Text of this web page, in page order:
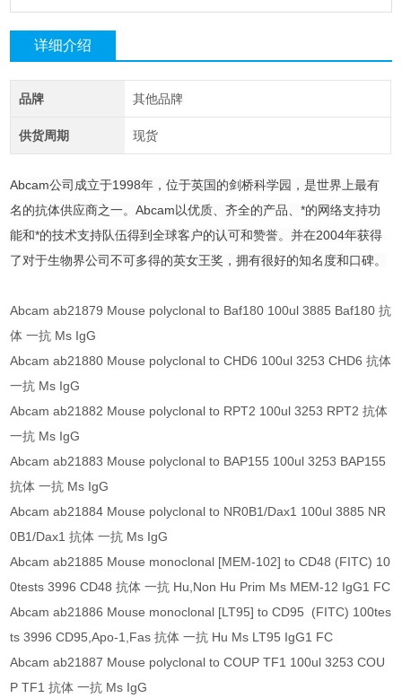
详细介绍
品牌 其他品牌
供货周期 现货
Abcam公司成立于1998年，位于英国的剑桥科学园，是世界上最有
名的抗体供应商之一。Abcam以优质、齐全的产品、*的网络支持功
能和*的技术支持队伍得到全球客户的认可和赞誉。并在2004年获得
了对于生物界公司不可多得的英女王奖，拥有很好的知名度和口碑。
Abcam ab21879 Mouse polyclonal to Baf180 100ul 3885 Baf180 抗
体 一抗 Ms IgG
Abcam ab21880 Mouse polyclonal to CHD6 100ul 3253 CHD6 抗体
一抗 Ms IgG
Abcam ab21882 Mouse polyclonal to RPT2 100ul 3253 RPT2 抗体
一抗 Ms IgG
Abcam ab21883 Mouse polyclonal to BAP155 100ul 3253 BAP155
抗体 一抗 Ms IgG
Abcam ab21884 Mouse polyclonal to NR0B1/Dax1 100ul 3885 NR
0B1/Dax1 抗体 一抗 Ms IgG
Abcam ab21885 Mouse monoclonal [MEM-102] to CD48 (FITC) 10
0tests 3996 CD48 抗体 一抗 Hu,Non Hu Prim Ms MEM-12 IgG1 FC
Abcam ab21886 Mouse monoclonal [LT95] to CD95 (FITC) 100tes
ts 3996 CD95,Apo-1,Fas 抗体 一抗 Hu Ms LT95 IgG1 FC
Abcam ab21887 Mouse polyclonal to COUP TF1 100ul 3253 COU
P TF1 抗体 一抗 Ms IgG